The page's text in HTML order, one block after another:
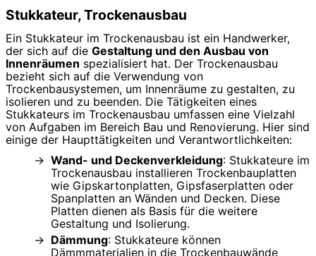
Stukkateur, Trockenausbau
Ein Stukkateur im Trockenausbau ist ein Handwerker,
der sich auf die Gestaltung und den Ausbau von
Innenräumen spezialisiert hat. Der Trockenausbau
bezieht sich auf die Verwendung von
Trockenbausystemen, um Innenräume zu gestalten, zu
isolieren und zu beenden. Die Tätigkeiten eines
Stukkateurs im Trockenausbau umfassen eine Vielzahl
von Aufgaben im Bereich Bau und Renovierung. Hier sind
einige der Haupttätigkeiten und Verantwortlichkeiten:
Wand- und Deckenverkleidung: Stukkateure im
Trockenausbau installieren Trockenbauplatten
wie Gipskartonplatten, Gipsfaserplatten oder
Spanplatten an Wänden und Decken. Diese
Platten dienen als Basis für die weitere
Gestaltung und Isolierung.
Dämmung: Stukkateure können
Dämmmaterialien in die Trockenbauwände